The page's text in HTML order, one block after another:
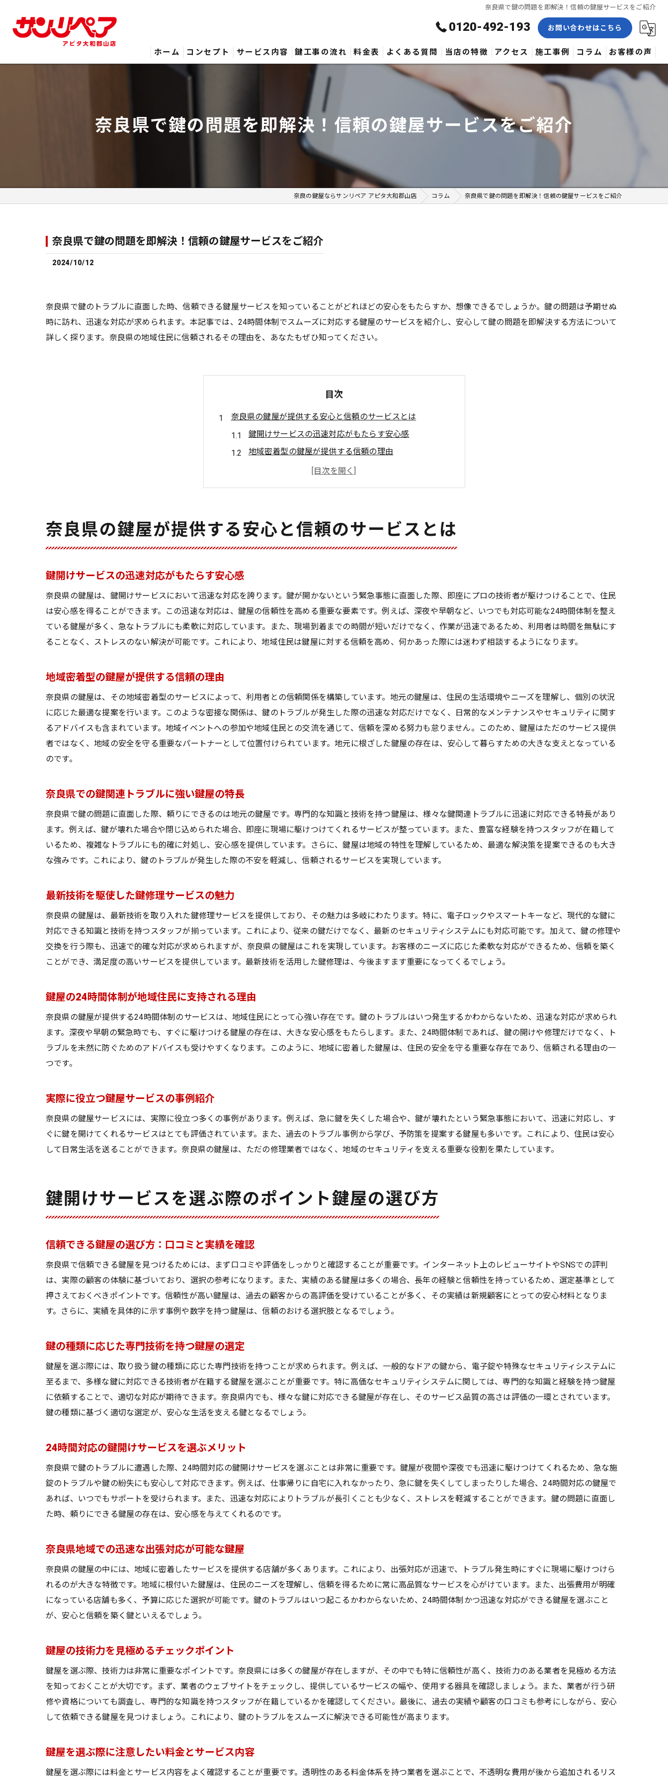
奈良県で鍵の問題を即解決！信頼の鍵屋サービスをご紹介
0120-492-193 お問い合わせはこちら
ホーム コンセプト サービス内容 鍵工事の流れ 料金表 よくある質問 当店の特徴
修理
交換
アクセス 施工事例 コラム お客様の声
奈良県で鍵の問題を即解決！信頼の鍵屋サービスをご紹介
奈良の鍵屋ならサンリペア アピタ大和郡山店 コラム 奈良県で鍵の問題を即解決！信頼の鍵屋サービスをご紹介
奈良県で鍵の問題を即解決！信頼の鍵屋サービスをご紹介
2024/10/12
奈良県で鍵のトラブルに直面した時、信頼できる鍵屋サービスを知っていることがどれほどの安心をもたらすか、想像できるでしょうか。鍵の問題は予期せぬ
時に訪れ、迅速な対応が求められます。本記事では、24時間体制でスムーズに対応する鍵屋のサービスを紹介し、安心して鍵の問題を即解決する方法について
詳しく探ります。奈良県の地域住民に信頼されるその理由を、あなたもぜひ知ってください。
目次
奈良県の鍵屋が提供する安心と信頼のサービスとは
鍵開けサービスの迅速対応がもたらす安心感
地域密着型の鍵屋が提供する信頼の理由
奈良県での鍵関連トラブルに強い鍵屋の特長
最新技術を駆使した鍵修理サービスの魅力
実際に役立つ鍵屋サービスの事例紹介
鍵開けサービスを選ぶ際のポイント鍵屋の選び方
24時間対応の鍵開けサービスを選ぶメリット
奈良県地域での迅速な出張対応が可能な鍵屋
鍵屋の技術力を見極めるチェックポイント
鍵屋を選ぶ際に注意したい料金とサービス内容
壊れた鍵の修理で地域住民に選ばれる鍵屋
緊急時に活躍する鍵屋の24時間出張サービス
実際に鍵屋が解決した奈良県での鍵トラブル
鍵の問題解決における鍵屋のプロフェッショナルな対応
奈良県内での鍵トラブルに即時対応する鍵屋の実力
深夜でも安心、鍵屋の迅速な出張対応
鍵問題解決のスピード感が鍵屋選びの決め手に
鍵の専門家によるトラブル解決の流れを解説
複雑な鍵トラブルも解決可能な鍵屋の技術
専門技術を駆使した鍵屋のトラブル解決策
奈良県地域住民から信頼される鍵屋の特徴
地域密着型の鍵屋が持つ魅力と信頼の理由
地域住民が選ぶ鍵屋の信頼の証
実際に利用者が語る鍵屋の信頼性とは
鍵屋サービスが提供する安心のセキュリティ対策
オフィスの安全を守る鍵屋のセキュリティ対策
鍵屋による車両のセキュリティ向上サービス
鍵屋が提供するセキュリティコンサルティング
鍵の問題を未然に防ぐための鍵屋のアドバイス
鍵トラブルを防ぐための鍵屋からの助言
鍵屋が教える日常でできる鍵のメンテナンス法
奈良県の鍵屋が提供する安心と信頼のサービスとは
鍵開けサービスの迅速対応がもたらす安心感
奈良県の鍵屋は、鍵開けサービスにおいて迅速な対応を誇ります。鍵が開かないという緊急事態に直面した際、即座にプロの技術者が駆けつけることで、住民
は安心感を得ることができます。この迅速な対応は、鍵屋の信頼性を高める重要な要素です。例えば、深夜や早朝など、いつでも対応可能な24時間体制を整え
ている鍵屋が多く、急なトラブルにも柔軟に対応しています。また、現場到着までの時間が短いだけでなく、作業が迅速であるため、利用者は時間を無駄にす
ることなく、ストレスのない解決が可能です。これにより、地域住民は鍵屋に対する信頼を高め、何かあった際には迷わず相談するようになります。
地域密着型の鍵屋が提供する信頼の理由
奈良県の鍵屋は、その地域密着型のサービスによって、利用者との信頼関係を構築しています。地元の鍵屋は、住民の生活環境やニーズを理解し、個別の状況
に応じた最適な提案を行います。このような密接な関係は、鍵のトラブルが発生した際の迅速な対応だけでなく、日常的なメンテナンスやセキュリティに関す
るアドバイスも含まれています。地域イベントへの参加や地域住民との交流を通じて、信頼を深める努力も怠りません。このため、鍵屋はただのサービス提供
者ではなく、地域の安全を守る重要なパートナーとして位置付けられています。地元に根ざした鍵屋の存在は、安心して暮らすための大きな支えとなっている
のです。
奈良県での鍵関連トラブルに強い鍵屋の特長
奈良県で鍵の問題に直面した際、頼りにできるのは地元の鍵屋です。専門的な知識と技術を持つ鍵屋は、様々な鍵関連トラブルに迅速に対応できる特長があり
ます。例えば、鍵が壊れた場合や閉じ込められた場合、即座に現場に駆けつけてくれるサービスが整っています。また、豊富な経験を持つスタッフが在籍して
いるため、複雑なトラブルにも的確に対処し、安心感を提供しています。さらに、鍵屋は地域の特性を理解しているため、最適な解決策を提案できるのも大き
な強みです。これにより、鍵のトラブルが発生した際の不安を軽減し、信頼されるサービスを実現しています。
最新技術を駆使した鍵修理サービスの魅力
奈良県の鍵屋は、最新技術を取り入れた鍵修理サービスを提供しており、その魅力は多岐にわたります。特に、電子ロックやスマートキーなど、現代的な鍵に
対応できる知識と技術を持つスタッフが揃っています。これにより、従来の鍵だけでなく、最新のセキュリティシステムにも対応可能です。加えて、鍵の修理や
交換を行う際も、迅速で的確な対応が求められますが、奈良県の鍵屋はこれを実現しています。お客様のニーズに応じた柔軟な対応ができるため、信頼を築く
ことができ、満足度の高いサービスを提供しています。最新技術を活用した鍵修理は、今後ますます重要になってくるでしょう。
鍵屋の24時間体制が地域住民に支持される理由
奈良県の鍵屋が提供する24時間体制のサービスは、地域住民にとって心強い存在です。鍵のトラブルはいつ発生するかわからないため、迅速な対応が求められ
ます。深夜や早朝の緊急時でも、すぐに駆けつける鍵屋の存在は、大きな安心感をもたらします。また、24時間体制であれば、鍵の開けや修理だけでなく、ト
ラブルを未然に防ぐためのアドバイスも受けやすくなります。このように、地域に密着した鍵屋は、住民の安全を守る重要な存在であり、信頼される理由の一
つです。
実際に役立つ鍵屋サービスの事例紹介
奈良県の鍵屋サービスには、実際に役立つ多くの事例があります。例えば、急に鍵を失くした場合や、鍵が壊れたという緊急事態において、迅速に対応し、す
ぐに鍵を開けてくれるサービスはとても評価されています。また、過去のトラブル事例から学び、予防策を提案する鍵屋も多いです。これにより、住民は安心
して日常生活を送ることができます。奈良県の鍵屋は、ただの修理業者ではなく、地域のセキュリティを支える重要な役割を果たしています。
鍵開けサービスを選ぶ際のポイント鍵屋の選び方
信頼できる鍵屋の選び方：口コミと実績を確認
奈良県で信頼できる鍵屋を見つけるためには、まず口コミや評価をしっかりと確認することが重要です。インターネット上のレビューサイトやSNSでの評判
は、実際の顧客の体験に基づいており、選択の参考になります。また、実績のある鍵屋は多くの場合、長年の経験と信頼性を持っているため、選定基準として
押さえておくべきポイントです。信頼性が高い鍵屋は、過去の顧客からの高評価を受けていることが多く、その実績は新規顧客にとっての安心材料となりま
す。さらに、実績を具体的に示す事例や数字を持つ鍵屋は、信頼のおける選択肢となるでしょう。
鍵の種類に応じた専門技術を持つ鍵屋の選定
鍵屋を選ぶ際には、取り扱う鍵の種類に応じた専門技術を持つことが求められます。例えば、一般的なドアの鍵から、電子錠や特殊なセキュリティシステムに
至るまで、多様な鍵に対応できる技術者が在籍する鍵屋を選ぶことが重要です。特に高価なセキュリティシステムに関しては、専門的な知識と経験を持つ鍵屋
に依頼することで、適切な対応が期待できます。奈良県内でも、様々な鍵に対応できる鍵屋が存在し、そのサービス品質の高さは評価の一環とされています。
鍵の種類に基づく適切な選定が、安心な生活を支える鍵となるでしょう。
24時間対応の鍵開けサービスを選ぶメリット
奈良県で鍵のトラブルに遭遇した際、24時間対応の鍵開けサービスを選ぶことは非常に重要です。鍵屋が夜間や深夜でも迅速に駆けつけてくれるため、急な施
錠のトラブルや鍵の紛失にも安心して対応できます。例えば、仕事帰りに自宅に入れなかったり、急に鍵を失くしてしまったりした場合、24時間対応の鍵屋で
あれば、いつでもサポートを受けられます。また、迅速な対応によりトラブルが長引くことも少なく、ストレスを軽減することができます。鍵の問題に直面し
た時、頼りにできる鍵屋の存在は、安心感を与えてくれるのです。
奈良県地域での迅速な出張対応が可能な鍵屋
奈良県の鍵屋の中には、地域に密着したサービスを提供する店舗が多くあります。これにより、出張対応が迅速で、トラブル発生時にすぐに現場に駆けつけら
れるのが大きな特徴です。地域に根付いた鍵屋は、住民のニーズを理解し、信頼を得るために常に高品質なサービスを心がけています。また、出張費用が明確
になっている店舗も多く、予算に応じた選択が可能です。鍵のトラブルはいつ起こるかわからないため、24時間体制かつ迅速な対応ができる鍵屋を選ぶこと
が、安心と信頼を築く鍵といえるでしょう。
鍵屋の技術力を見極めるチェックポイント
鍵屋を選ぶ際、技術力は非常に重要なポイントです。奈良県には多くの鍵屋が存在しますが、その中でも特に信頼性が高く、技術力のある業者を見極める方法
を知っておくことが大切です。まず、業者のウェブサイトをチェックし、提供しているサービスの幅や、使用する器具を確認しましょう。また、業者が行う研
修や資格についても調査し、専門的な知識を持つスタッフが在籍しているかを確認してください。最後に、過去の実績や顧客の口コミも参考にしながら、安心
して依頼できる鍵屋を見つけましょう。これにより、鍵のトラブルをスムーズに解決できる可能性が高まります。
鍵屋を選ぶ際に注意したい料金とサービス内容
鍵屋を選ぶ際には料金とサービス内容をよく確認することが重要です。透明性のある料金体系を持つ業者を選ぶことで、不透明な費用が後から追加されるリス